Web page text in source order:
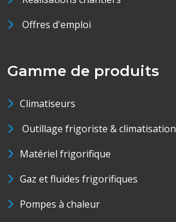
Offres d'emploi
Gamme de produits
Climatiseurs
Outillage frigoriste & climatisation
Matériel frigorifique
Gaz et fluides frigorifiques
Pompes à chaleur